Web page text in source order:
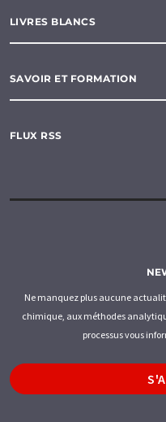
LIVRES BLANCS
SAVOIR ET FORMATION
FLUX RSS
Ne manquez plus aucune
chimique, aux méthodes
processus vous